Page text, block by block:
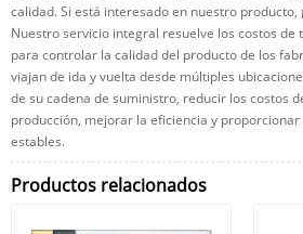
calidad. Si está interesado en nuestro producto,
Nuestro servicio integral resuelve los costos
para controlar la calidad del producto de los
viajan de ida y vuelta desde múltiples
de su cadena de suministro, reducir los costos
producción, mejorar la eficiencia y
estables.
Productos relacionados